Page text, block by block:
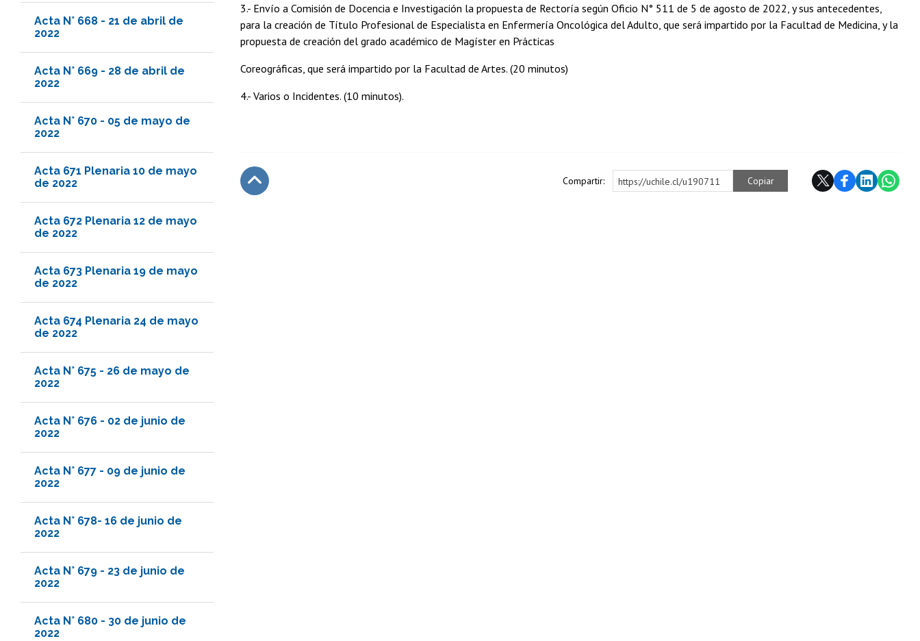
Acta N° 668 - 21 de abril de
2022
Acta N° 669 - 28 de abril de
2022
Acta N° 670 - 05 de mayo de
2022
Acta 671 Plenaria 10 de mayo
de 2022
Acta 672 Plenaria 12 de mayo
de 2022
Acta 673 Plenaria 19 de mayo
de 2022
Acta 674 Plenaria 24 de mayo
de 2022
Acta N° 675 - 26 de mayo de
2022
Acta N° 676 - 02 de junio de
2022
Acta N° 677 - 09 de junio de
2022
Acta N° 678- 16 de junio de
2022
Acta N° 679 - 23 de junio de
2022
Acta N° 680 - 30 de junio de
2022
3.- Envío a Comisión de Docencia e Investigación la propuesta de Rectoría según Oficio N° 511 de 5 de agosto de 2022, y sus antecedentes,
para la creación de Título Profesional de Especialista en Enfermería Oncológica del Adulto, que será impartido por la Facultad de Medicina, y la
propuesta de creación del grado académico de Magíster en Prácticas
Coreográficas, que será impartido por la Facultad de Artes. (20 minutos)
4.- Varios o Incidentes. (10 minutos).
Compartir: https://uchile.cl/u190711 Copiar